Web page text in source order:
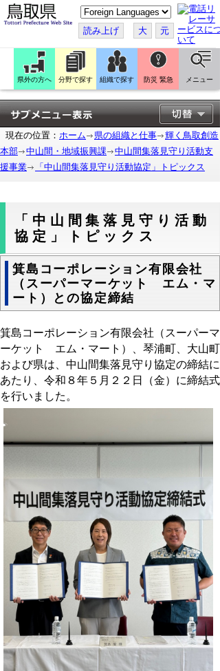
こ
の
ペ
ー
ジ
翻
訳
す
る
読み上げ 大 元
県外の方へ 分野で探す 組織で探す 防災 緊急 メニュー
現在の位置： ホーム 県の組織と仕事
輝く鳥取創造
本部
中山間・地域振興課
中山間集落見守り活動支
援事業
「中山間集落見守り活動協定」トピックス
「中山間集落見守り活動
協定」トピックス
箕島コーポレーション有限会社
（スーパーマーケット エム・マ
ート）との協定締結
箕島コーポレーション有限会社（スーパーマ
ーケット エム・マート）、琴浦町、大山町
および県は、中山間集落見守り協定の締結に
あたり、令和８年５月２２日（金）に締結式
を行いました。